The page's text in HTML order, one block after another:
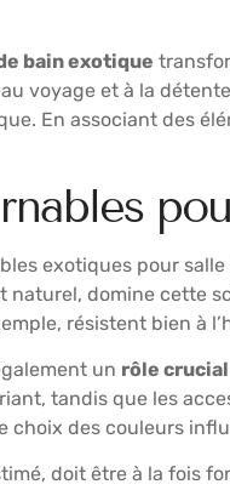
bain exotique
voyage et à la
En associant des
exotiques pour
naturel, domine cette
résistent bien à
un rôle crucial
tandis que les
choix des couleurs
doit être à la fois